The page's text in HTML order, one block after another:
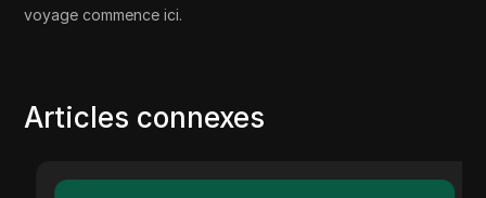
voyage commence ici.
Articles connexes